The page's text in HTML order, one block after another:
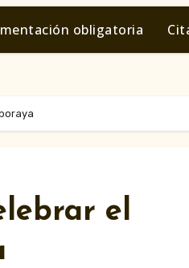
obligatoria
el